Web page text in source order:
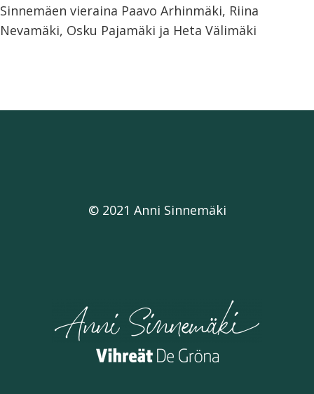
Sinnemäen vieraina Paavo Arhinmäki, Riina
Nevamäki, Osku Pajamäki ja Heta Välimäki
© 2021 Anni Sinnemäki